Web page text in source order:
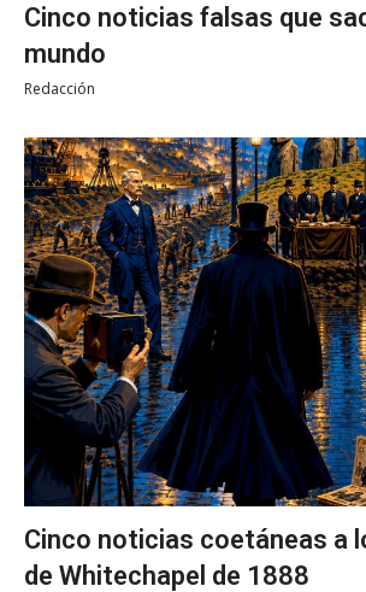
Cinco noticias falsas que
mundo
Redacción
Cinco noticias coetáneas a
de Whitechapel de 1888